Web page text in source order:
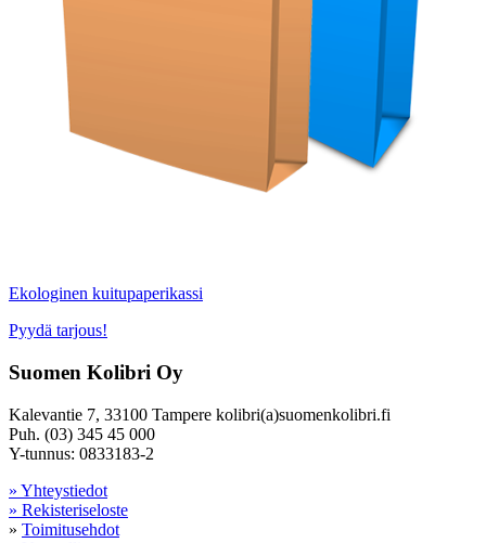
Ekologinen kuitupaperikassi
Pyydä tarjous!
Suomen Kolibri Oy
Kalevantie 7, 33100 Tampere kolibri(a)suomenkolibri.fi
Puh. (03) 345 45 000
Y-tunnus: 0833183-2
» Yhteystiedot
» Rekisteriseloste
» Toimitusehdot